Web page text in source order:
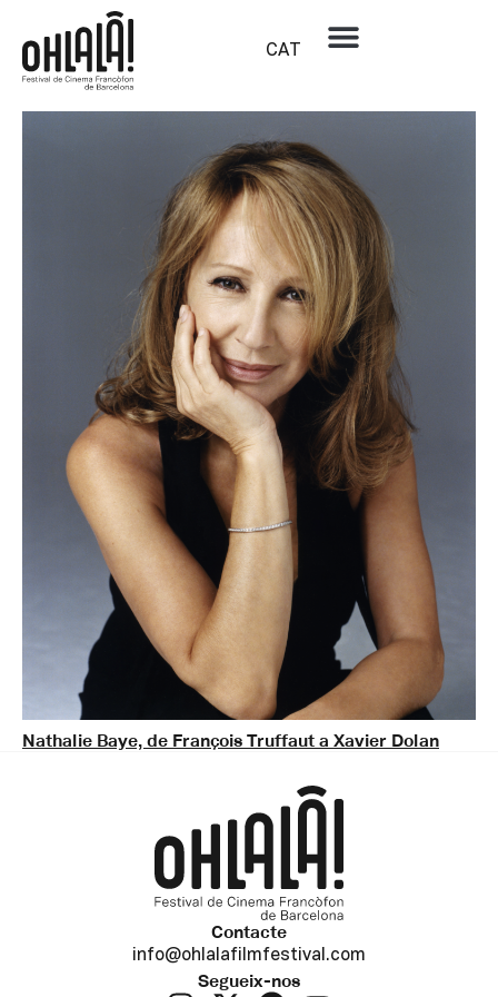
CAT
Dia:6 de febrer de 2020
Nathalie Baye, de François Truffaut a Xavier Dolan
Contacte
info@ohlalafilmfestival.com
Segueix-nos